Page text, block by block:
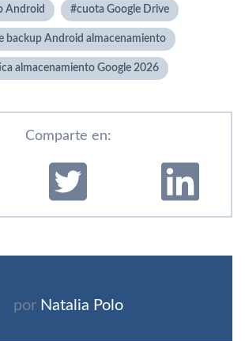
Android cuota Google Drive
backup Android almacenamiento
almacenamiento Google 2026
Comparte en:
por Natalia Polo